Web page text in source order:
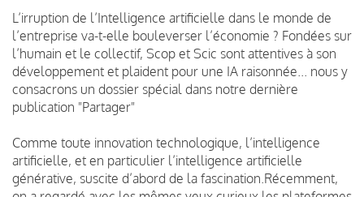
L’irruption de l’Intelligence artificielle dans le monde de
l’entreprise va-t-elle bouleverser l’économie ? Fondées sur
l’humain et le collectif, Scop et Scic sont attentives à son
développement et plaident pour une IA raisonnée... nous y
consacrons un dossier spécial dans notre dernière
publication "Partager"
Comme toute innovation technologique, l’intelligence
artificielle, et en particulier l’intelligence artificielle
générative, suscite d’abord de la fascination.Récemment,